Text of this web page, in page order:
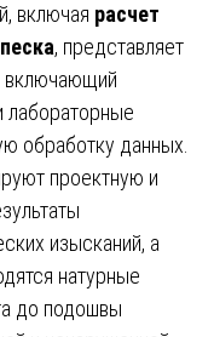
включая расчет
, представляет
включающий
лабораторные
обработку данных.
проектную и
изысканий, а
натурные
до подошвы